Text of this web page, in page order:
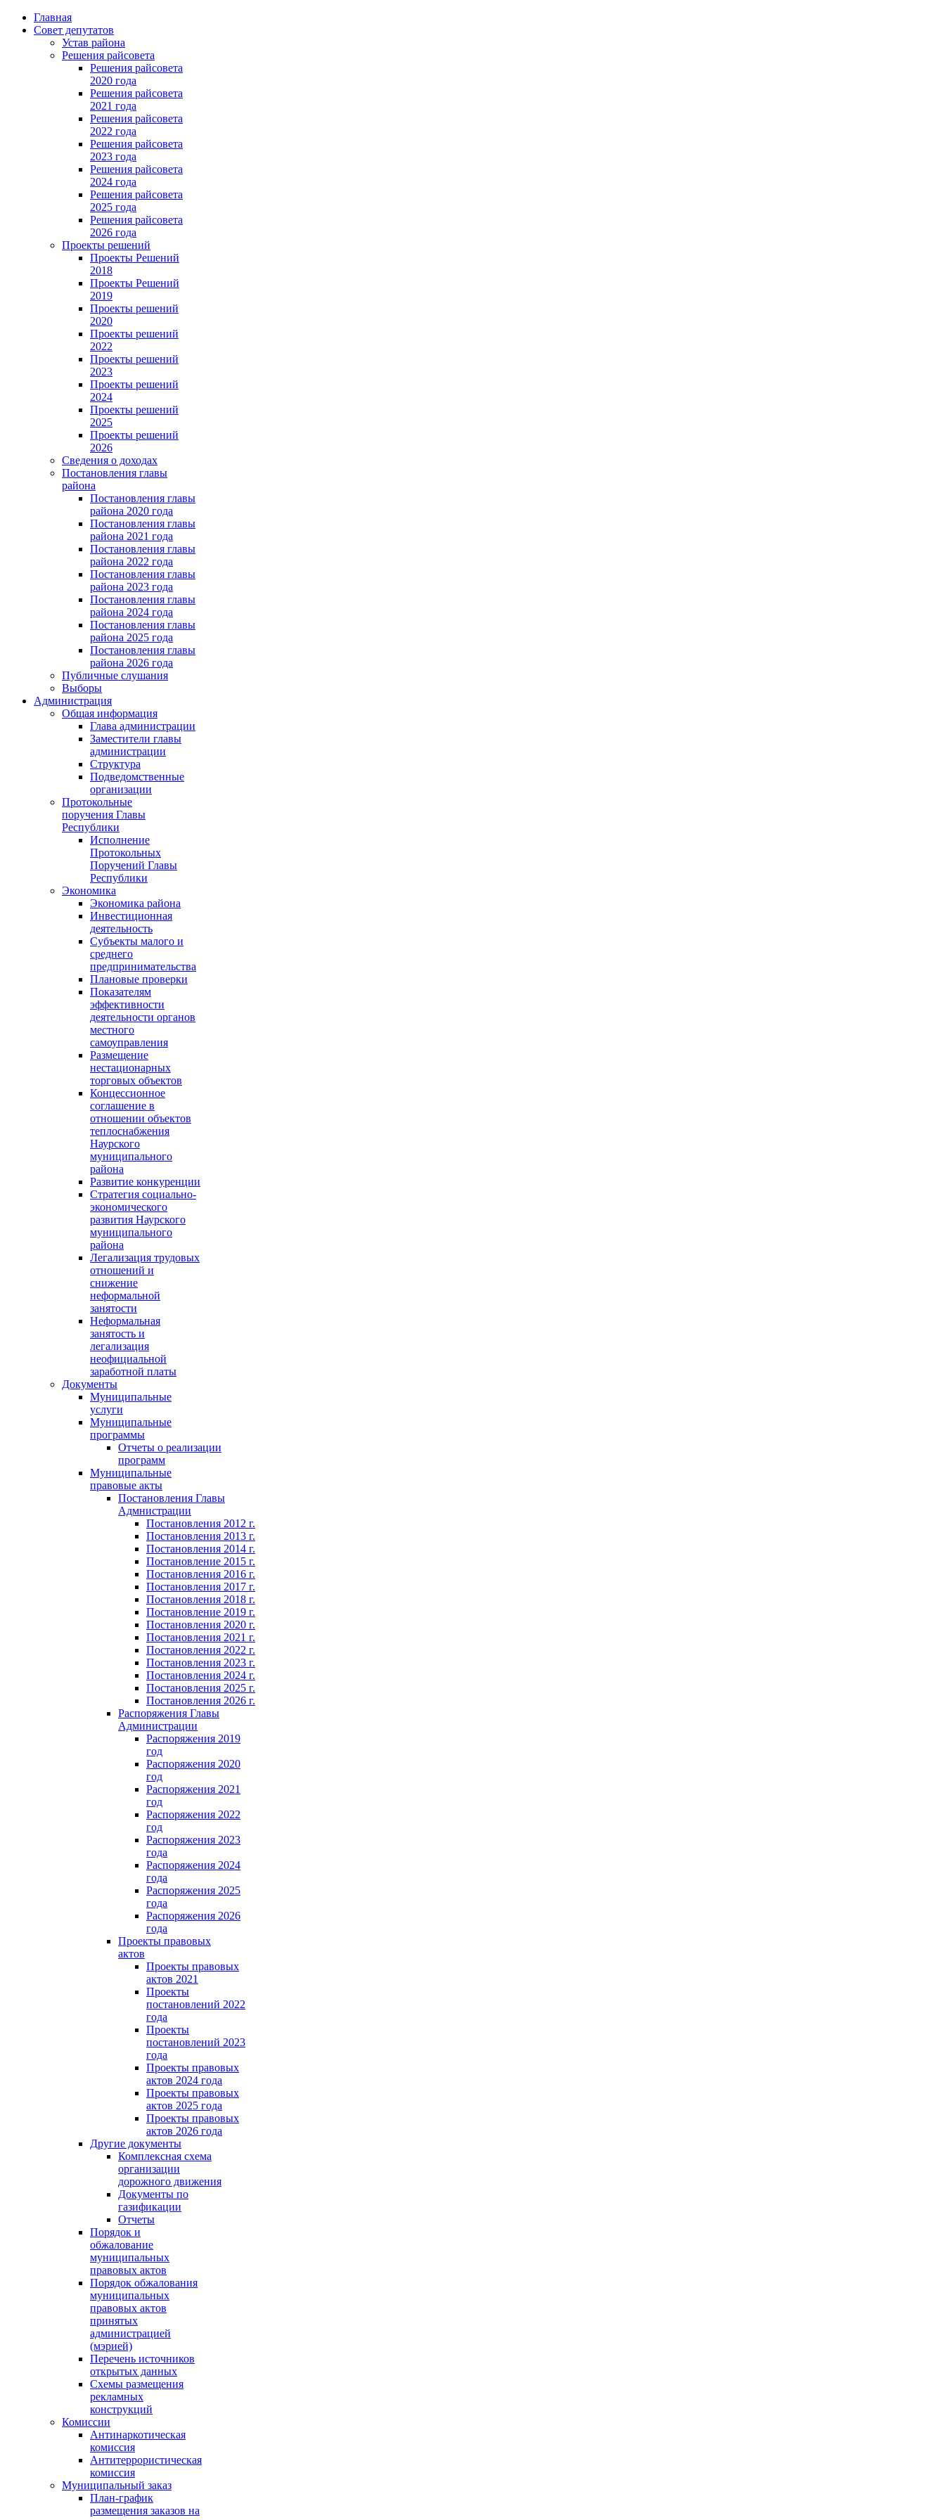
Главная
Совет депутатов
Устав района
Решения райсовета
Решения райсовета
2020 года
Решения райсовета
2021 года
Решения райсовета
2022 года
Решения райсовета
2023 года
Решения райсовета
2024 года
Решения райсовета
2025 года
Решения райсовета
2026 года
Проекты решений
Проекты Решений
2018
Проекты Решений
2019
Проекты решений
2020
Проекты решений
2022
Проекты решений
2023
Проекты решений
2024
Проекты решений
2025
Проекты решений
2026
Сведения о доходах
Постановления главы
района
Постановления главы
района 2020 года
Постановления главы
района 2021 года
Постановления главы
района 2022 года
Постановления главы
района 2023 года
Постановления главы
района 2024 года
Постановления главы
района 2025 года
Постановления главы
района 2026 года
Публичные слушания
Выборы
Администрация
Общая информация
Глава администрации
Заместители главы
администрации
Структура
Подведомственные
организации
Протокольные
поручения Главы
Республики
Исполнение
Протокольных
Поручений Главы
Республики
Экономика
Экономика района
Инвестиционная
деятельность
Субъекты малого и
среднего
предпринимательства
Плановые проверки
Показателям
эффективности
деятельности органов
местного
самоуправления
Размещение
нестационарных
торговых объектов
Концессионное
соглашение в
отношении объектов
теплоснабжения
Наурского
муниципального
района
Развитие конкуренции
Стратегия социально-
экономического
развития Наурского
муниципального
района
Легализация трудовых
отношений и
снижение
неформальной
занятости
Неформальная
занятость и
легализация
неофициальной
заработной платы
Документы
Муниципальные
услуги
Муниципальные
программы
Отчеты о реализации
программ
Муниципальные
правовые акты
Постановления Главы
Адмнистрации
Постановления 2012 г.
Постановления 2013 г.
Постановления 2014 г.
Постановление 2015 г.
Постановления 2016 г.
Постановления 2017 г.
Постановления 2018 г.
Постановление 2019 г.
Постановления 2020 г.
Постановления 2021 г.
Постановления 2022 г.
Постановления 2023 г.
Постановления 2024 г.
Постановления 2025 г.
Постановления 2026 г.
Распоряжения Главы
Администрации
Распоряжения 2019
год
Распоряжения 2020
год
Распоряжения 2021
год
Распоряжения 2022
год
Распоряжения 2023
года
Распоряжения 2024
года
Распоряжения 2025
года
Распоряжения 2026
года
Проекты правовых
актов
Проекты правовых
актов 2021
Проекты
постановлений 2022
года
Проекты
постановлений 2023
года
Проекты правовых
актов 2024 года
Проекты правовых
актов 2025 года
Проекты правовых
актов 2026 года
Другие документы
Комплексная схема
организации
дорожного движения
Документы по
газификации
Отчеты
Порядок и
обжалование
муниципальных
правовых актов
Порядок обжалования
муниципальных
правовых актов
принятых
администрацией
(мэрией)
Перечень источников
открытых данных
Схемы размещения
рекламных
конструкций
Комиссии
Антинаркотическая
комиссия
Антитеррористическая
комиссия
Муниципальный заказ
План-график
размещения заказов на